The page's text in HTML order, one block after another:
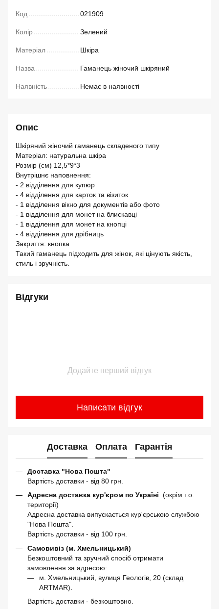
Код 021909
Колір Зелений
Матеріал Шкіра
Назва Гаманець жіночий шкіряний
Наявність Немає в наявності
Опис
Шкіряний жіночий гаманець складеного типу
Матеріал: натуральна шкіра
Розмір (см) 12,5*9*3
Внутрішнє наповнення:
- 2 відділення для купюр
- 4 відділення для карток та візиток
- 1 відділення вікно для документів або фото
- 1 відділення для монет на блискавці
- 1 відділення для монет на кнопці
- 4 відділення для дрібниць
Закриття: кнопка
Такий гаманець підходить для жінок, які цінують якість,
стиль і зручність.
Відгуки
Додайте перший відгук
Написати відгук
Доставка Оплата Гарантія
Доставка "Нова Пошта"
Вартість доставки - від 80 грн.
Адресна доставка кур'єром по Україні (окрім т.о.
території)
Адресна доставка випускається кур'єрською службою
"Нова Пошта".
Вартість доставки - від 100 грн.
Самовивіз (м. Хмельницький)
Безкоштовний та зручний спосіб отримати
замовлення за адресою:
м. Хмельницький, вулиця Геологів, 20 (склад
ARTMAR).
Вартість доставки - безкоштовно.